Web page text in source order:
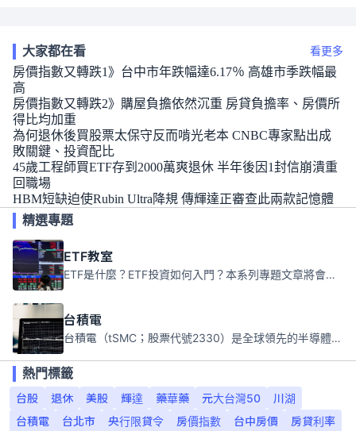
大家都在看 看更多
房價指數又轉跌1》台中市年跌幅達6.17％ 高雄市季跌幅最
高
房價指數又轉跌2》購屋負擔依然沉重 房貸負擔率、房價所
得比均加重
為何退休後買股票太保守反而啃光老本 CNBC專家點出成
敗關鍵、投資配比
45歲工程師買ETF存到2000萬爽退休 半年後因1封信崩潰重
回職場
HBM短缺迫使Rubin Ultra降規 傳輝達正審查此兩款記憶體
精選專題
ETF教室
ETF是什麼？ETF投資如何入門？本系列專題文章將會告訴你新手必須知道的ETF基礎知識。
台積電
台積電（tSMC；股票代號2330）是全球領先的半導體代工公司，成立於1987年，總部位於台灣新竹。且已於美國、日本、德國及中國設廠，台積電是全球首家專業積體電路製造服務公司，也是全球最先進和最大規模的半導體代工廠。
熱門標籤
台股
退休 美股 輝達 藥華藥 元大台灣50
川湖
台積電
台北市 央行限貸令 房價指數 台中房價
房貸利率